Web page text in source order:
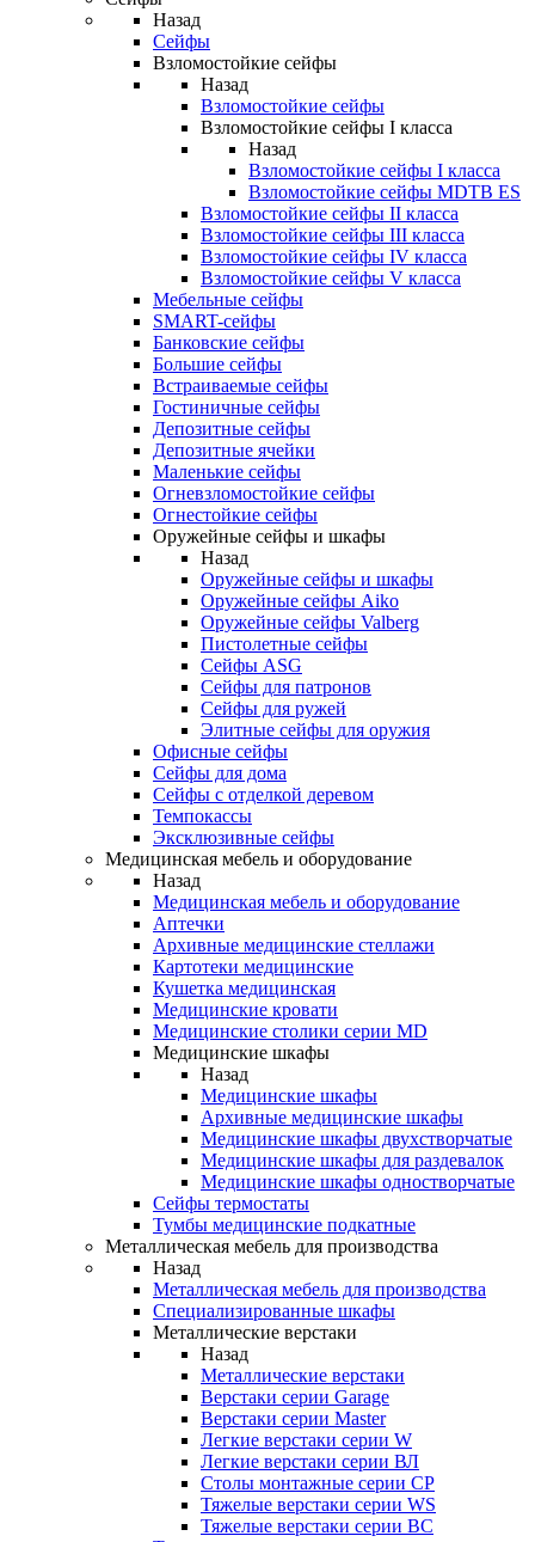
Назад
Сейфы
Взломостойкие сейфы
Назад
Взломостойкие сейфы
Взломостойкие сейфы I класса
Назад
Взломостойкие сейфы I класса
Взломостойкие сейфы MDTB ES
Взломостойкие сейфы II класса
Взломостойкие сейфы III класса
Взломостойкие сейфы IV класса
Взломостойкие сейфы V класса
Мебельные сейфы
SMART-сейфы
Банковские сейфы
Большие сейфы
Встраиваемые сейфы
Гостиничные сейфы
Депозитные сейфы
Депозитные ячейки
Маленькие сейфы
Огневзломостойкие сейфы
Огнестойкие сейфы
Оружейные сейфы и шкафы
Назад
Оружейные сейфы и шкафы
Оружейные сейфы Aiko
Оружейные сейфы Valberg
Пистолетные сейфы
Сейфы ASG
Сейфы для патронов
Сейфы для ружей
Элитные сейфы для оружия
Офисные сейфы
Сейфы для дома
Сейфы с отделкой деревом
Темпокассы
Эксклюзивные сейфы
Медицинская мебель и оборудование
Назад
Медицинская мебель и оборудование
Аптечки
Архивные медицинские стеллажи
Картотеки медицинские
Кушетка медицинская
Медицинские кровати
Медицинские столики серии MD
Медицинские шкафы
Назад
Медицинские шкафы
Архивные медицинские шкафы
Медицинские шкафы двухстворчатые
Медицинские шкафы для раздевалок
Медицинские шкафы одностворчатые
Сейфы термостаты
Тумбы медицинские подкатные
Металлическая мебель для производства
Назад
Металлическая мебель для производства
Cпециализированные шкафы
Металлические верстаки
Назад
Металлические верстаки
Верстаки серии Garage
Верстаки серии Master
Легкие верстаки серии W
Легкие верстаки серии ВЛ
Столы монтажные серии СР
Тяжелые верстаки серии WS
Тяжелые верстаки серии ВС